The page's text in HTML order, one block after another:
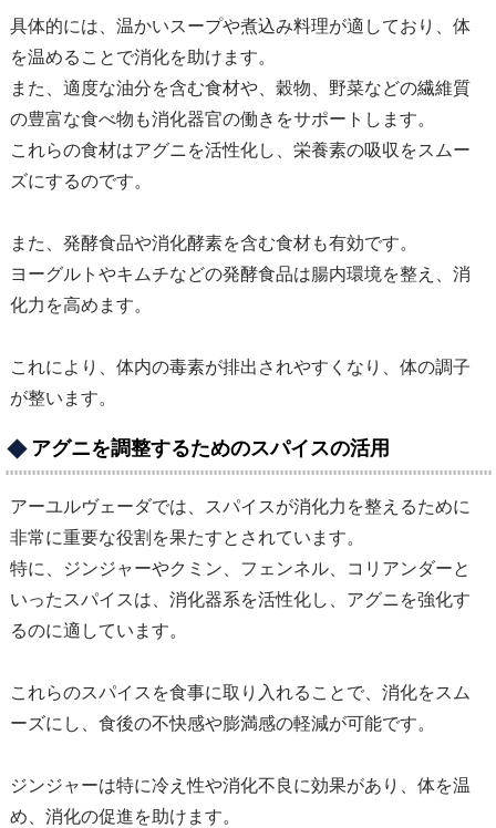
具体的には、温かいスープや煮込み料理が適しており、体
を温めることで消化を助けます。
また、適度な油分を含む食材や、穀物、野菜などの繊維質
の豊富な食べ物も消化器官の働きをサポートします。
これらの食材はアグニを活性化し、栄養素の吸収をスムー
ズにするのです。
また、発酵食品や消化酵素を含む食材も有効です。
ヨーグルトやキムチなどの発酵食品は腸内環境を整え、消
化力を高めます。
これにより、体内の毒素が排出されやすくなり、体の調子
が整います。
アグニを調整するためのスパイスの活用
アーユルヴェーダでは、スパイスが消化力を整えるために
非常に重要な役割を果たすとされています。
特に、ジンジャーやクミン、フェンネル、コリアンダーと
いったスパイスは、消化器系を活性化し、アグニを強化す
るのに適しています。
これらのスパイスを食事に取り入れることで、消化をスム
ーズにし、食後の不快感や膨満感の軽減が可能です。
ジンジャーは特に冷え性や消化不良に効果があり、体を温
め、消化の促進を助けます。